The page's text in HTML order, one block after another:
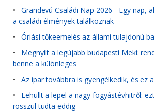
• Grandevú Családi Nap 2026 - Egy nap,
a családi élmények találkoznak
• Óriási tőkeemelés az állami tulajdonú
• Megnyílt a legújabb budapesti Meki:
benne a különleges
• Az ipar továbbra is gyengélkedik, és ez
• Lehullt a lepel a nagy fogyástévhitről:
rosszul tudta eddig